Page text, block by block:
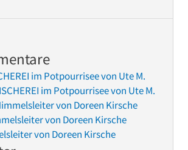
im Potpourrisee von Ute M.
im Potpourrisee von Ute M.
von Doreen Kirsche
von Doreen Kirsche
von Doreen Kirsche